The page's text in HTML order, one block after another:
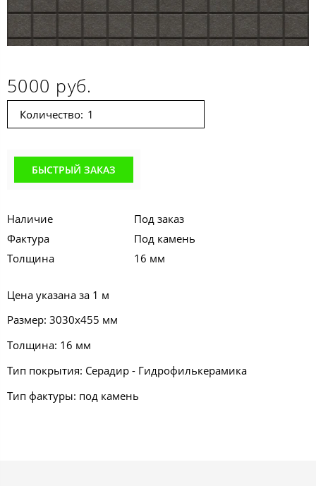
5000 руб.
Количество:
БЫСТРЫЙ ЗАКАЗ
Наличие
Под заказ
Фактура
Под камень
Толщина
16 мм
Цена указана за 1 м
Размер: 3030х455 мм
Толщина: 16 мм
Тип покрытия: Серадир - Гидрофилькерамика
Тип фактуры: под камень